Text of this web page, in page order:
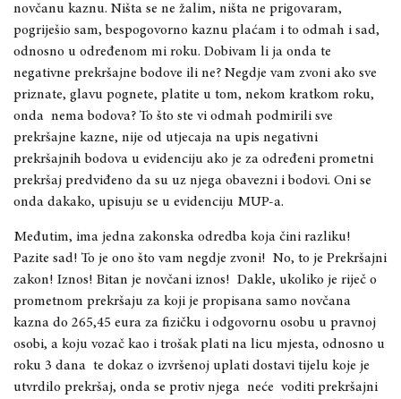
novčanu kaznu. Ništa se ne žalim, ništa ne prigovaram,
pogriješio sam, bespogovorno kaznu plaćam i to odmah i sad,
odnosno u određenom mi roku. Dobivam li ja onda te
negativne prekršajne bodove ili ne? Negdje vam zvoni ako sve
priznate, glavu pognete, platite u tom, nekom kratkom roku,
onda nema bodova? To što ste vi odmah podmirili sve
prekršajne kazne, nije od utjecaja na upis negativni
prekršajnih bodova u evidenciju ako je za određeni prometni
prekršaj predviđeno da su uz njega obavezni i bodovi. Oni se
onda dakako, upisuju se u evidenciju MUP-a.
Međutim, ima jedna zakonska odredba koja čini razliku!
Pazite sad! To je ono što vam negdje zvoni! No, to je Prekršajni
zakon! Iznos! Bitan je novčani iznos! Dakle, ukoliko je riječ o
prometnom prekršaju za koji je propisana samo novčana
kazna do 265,45 eura za fizičku i odgovornu osobu u pravnoj
osobi, a koju vozač kao i trošak plati na licu mjesta, odnosno u
roku 3 dana te dokaz o izvršenoj uplati dostavi tijelu koje je
utvrdilo prekršaj, onda se protiv njega neće voditi prekršajni